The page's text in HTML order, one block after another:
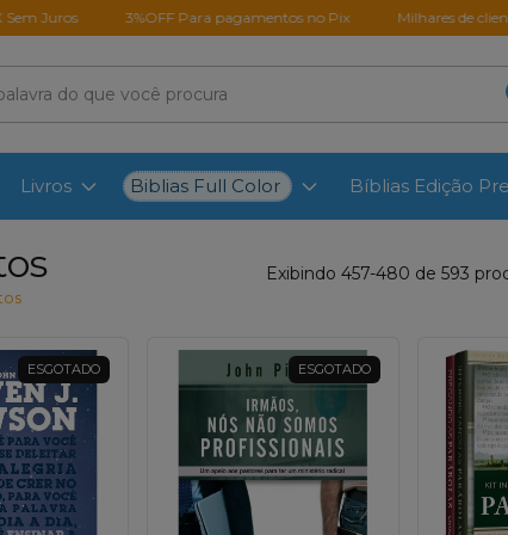
3%OFF Para pagamentos no Pix Milhares de clientes
Livros Biblias Full Color Bíblias Edição
Exibindo 457-480 de 593
ESGOTADO ESGOTADO